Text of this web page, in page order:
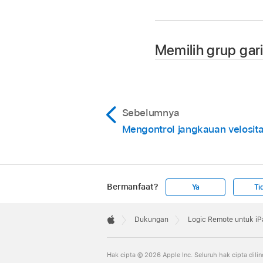
Untuk melihat
Untuk melihat
Memilih grup
Gesek ke kiri atau
Sebelumnya
Mengontrol jangkauan
Bermanfaat? Ya
Footer

Dukungan Logic Remote untuk
Hak cipta © 2026 Apple Inc. Seluruh hak cipta